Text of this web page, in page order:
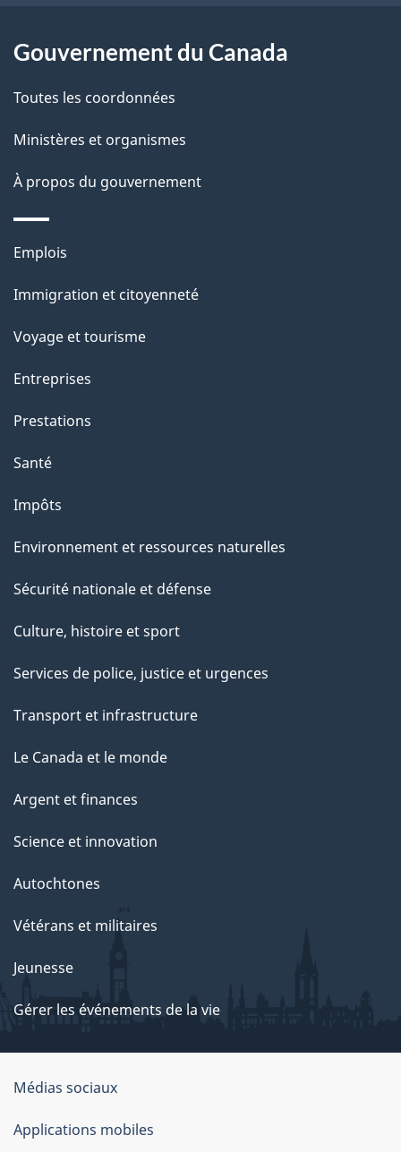
e
l
a
p
a
g
e
Gouvernement du Canada
Toutes les coordonnées
Ministères et organismes
À propos du gouvernement
Thèmes
sujets
Emplois
Immigration et citoyenneté
Voyage et tourisme
Entreprises
Prestations
Santé
Impôts
Environnement et ressources naturelles
Sécurité nationale et défense
Culture, histoire et sport
Services de police, justice et urgences
Transport et infrastructure
Le Canada et le monde
Argent et finances
Science et innovation
Autochtones
Vétérans et militaires
Jeunesse
Gérer les événements de la vie
Organisation
du
Médias sociaux
Applications mobiles